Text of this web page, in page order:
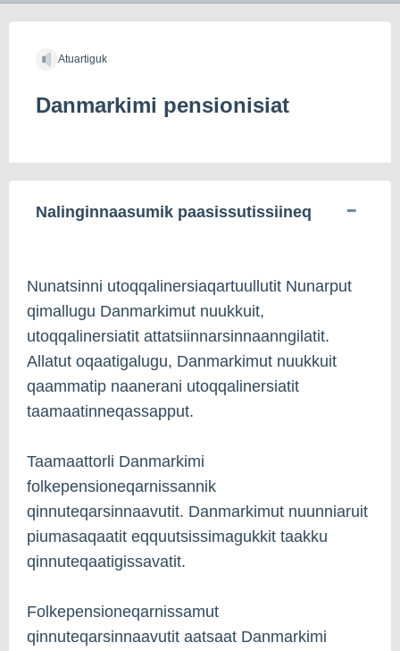
Atuartiguk
Danmarkimi pensionisiat
Nalinginnaasumik paasissutissiineq
Nunatsinni utoqqalinersiaqartuullutit Nunarput
qimallugu Danmarkimut nuukkuit,
utoqqalinersiatit attatsiinnarsinnaanngilatit.
Allatut oqaatigalugu, Danmarkimut nuukkuit
qaammatip naanerani utoqqalinersiatit
taamaatinneqassapput.
Taamaattorli Danmarkimi
folkepensioneqarnissannik
qinnuteqarsinnaavutit. Danmarkimut nuunniaruit
piumasaqaatit eqquutsissimagukkit taakku
qinnuteqaatigissavatit.
Folkepensioneqarnissamut
qinnuteqarsinnaavutit aatsaat Danmarkimi